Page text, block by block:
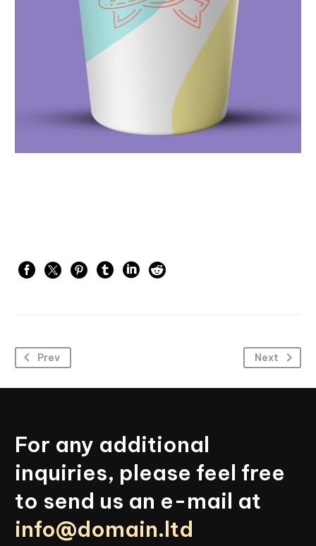
Prev Next
For any additional
inquiries, please feel free
to send us an e-mail at
info@domain.ltd